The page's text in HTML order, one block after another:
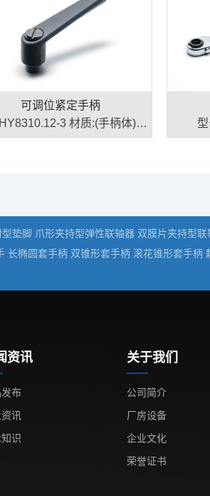
可调位紧定手柄
3 材质:(手柄体)锌
合金、(螺杆)钢/不锈钢
垫脚 爪形夹持型弹性联轴器 双膜片夹持型联
长椭圆套手柄 双锥形套手柄 滚花锥形套手柄
资讯
布
讯
识
关于我们
公司简介
厂房设备
企业文化
荣誉证书